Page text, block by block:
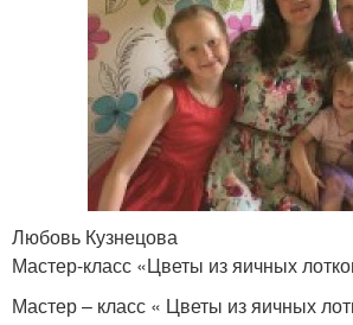
Любовь Кузнецова
Мастер-класс «Цветы из яичных
Мастер – класс « Цветы из яичных